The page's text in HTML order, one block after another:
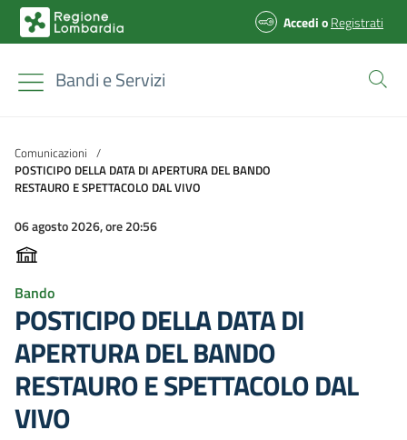
AccedioRegistrati
Bandi e Servizi
Comunicazioni /
POSTICIPO DELLA DATA DI APERTURA DEL BANDO
RESTAURO E SPETTACOLO DAL VIVO
06 agosto 2026, ore 20:56
Bando
POSTICIPO DELLA DATA DI
APERTURA DEL BANDO
RESTAURO E SPETTACOLO DAL
VIVO